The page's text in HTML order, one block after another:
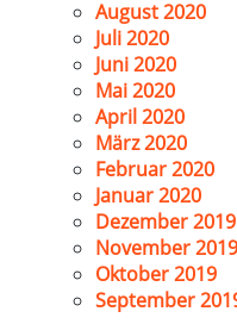
August 2020
Juli 2020
Juni 2020
Mai 2020
April 2020
März 2020
Februar 2020
Januar 2020
Dezember 2019
November 2019
Oktober 2019
September